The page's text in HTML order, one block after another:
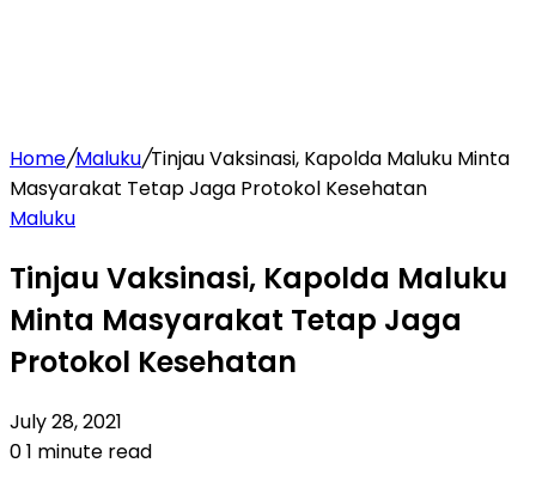
Home/Maluku/Tinjau Vaksinasi, Kapolda Maluku Minta
Masyarakat Tetap Jaga Protokol Kesehatan
Maluku
Tinjau Vaksinasi, Kapolda Maluku
Minta Masyarakat Tetap Jaga
Protokol Kesehatan
July 28, 2021
01 minute read